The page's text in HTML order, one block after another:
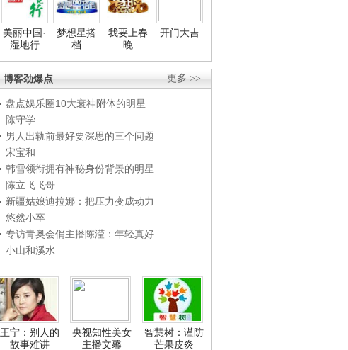
美丽中国·
湿地行
梦想星搭
档
我要上春
晚
开门大吉
更多 >>
博客劲爆点
盘点娱乐圈10大衰神附体的明星
陈守学
男人出轨前最好要深思的三个问题
宋宝和
韩雪领衔拥有神秘身份背景的明星
陈立飞飞哥
新疆姑娘迪拉娜：把压力变成动力
悠然小卒
专访青奥会俏主播陈滢：年轻真好
小山和溪水
王宁：别人的
故事难讲
央视知性美女
主播文馨
智慧树：谨防
芒果皮炎